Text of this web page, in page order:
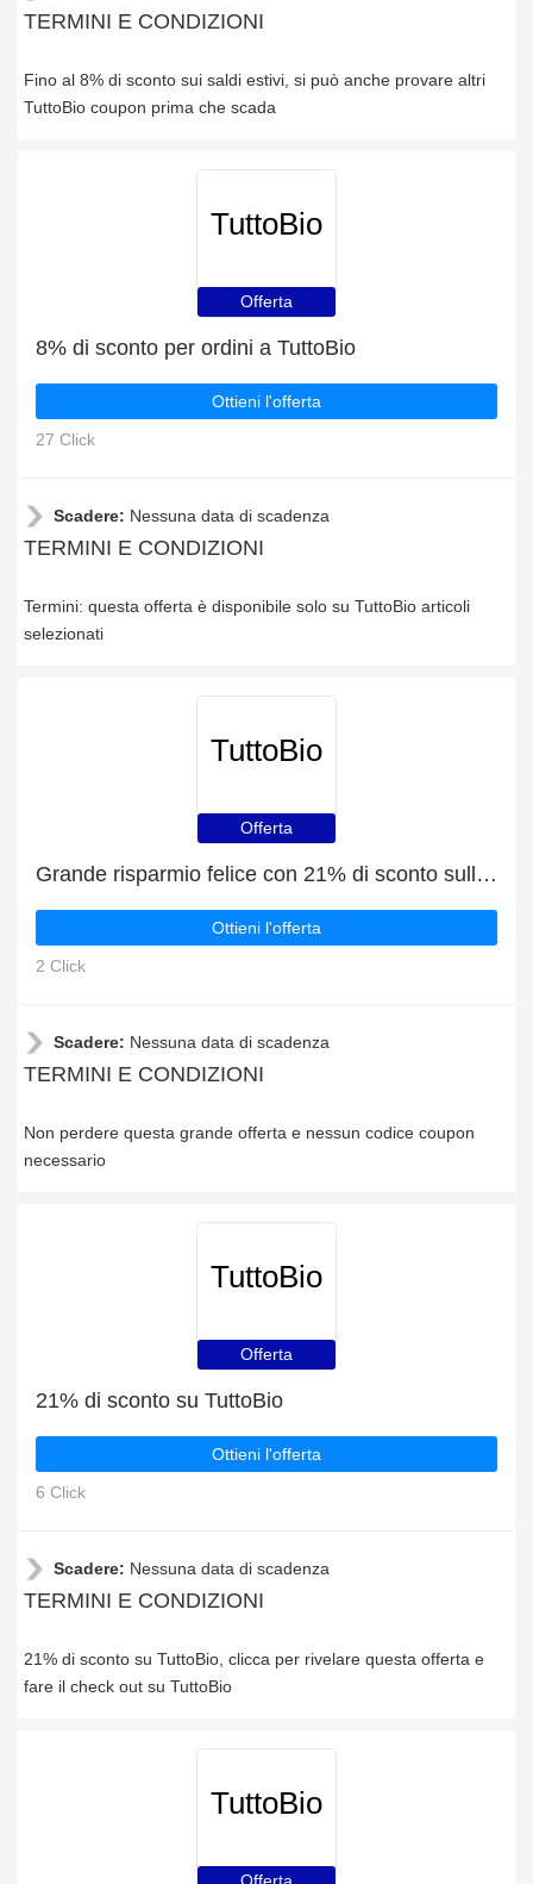
TERMINI E CONDIZIONI
Fino al 8% di sconto sui saldi estivi, si può anche provare altri
TuttoBio coupon prima che scada
TuttoBio
Offerta
8% di sconto per ordini a TuttoBio
Ottieni l'offerta
27 Click
Scadere: Nessuna data di scadenza
TERMINI E CONDIZIONI
Termini: questa offerta è disponibile solo su TuttoBio articoli
selezionati
TuttoBio
Offerta
Grande risparmio felice con 21% di sconto sulle ultime offerte
Ottieni l'offerta
2 Click
Scadere: Nessuna data di scadenza
TERMINI E CONDIZIONI
Non perdere questa grande offerta e nessun codice coupon
necessario
TuttoBio
Offerta
21% di sconto su TuttoBio
Ottieni l'offerta
6 Click
Scadere: Nessuna data di scadenza
TERMINI E CONDIZIONI
21% di sconto su TuttoBio, clicca per rivelare questa offerta e
fare il check out su TuttoBio
TuttoBio